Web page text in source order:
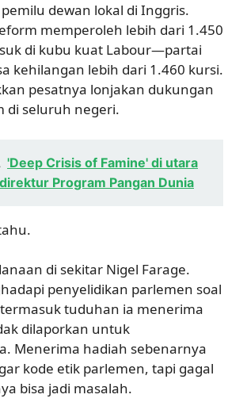
dewan lokal di Inggris.
memperoleh lebih dari 1.450
di kubu kuat Labour—partai
kehilangan lebih dari 1.460 kursi.
pesatnya lonjakan dukungan
di seluruh negeri.
'Deep Crisis of Famine' di utara
Program Pangan Dunia
di sekitar Nigel Farage.
penyelidikan parlemen soal
tuduhan ia menerima
dilaporkan untuk
Menerima hadiah sebenarnya
kode etik parlemen, tapi gagal
bisa jadi masalah.